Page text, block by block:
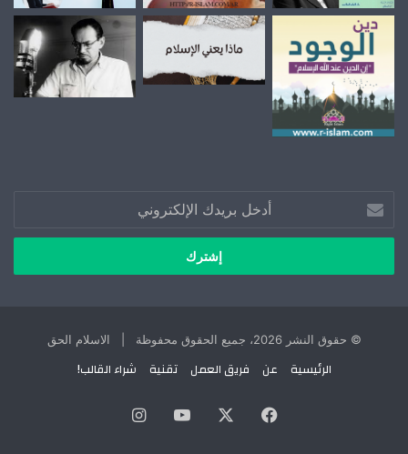
أدخل
بريدك
الإلكتروني
© حقوق النشر 2026، جميع الحقوق محفوظة | الاسلام الحق
الرئيسية عن فريق العمل تقنية شراء القالب!
فيسبوك يوتيوب